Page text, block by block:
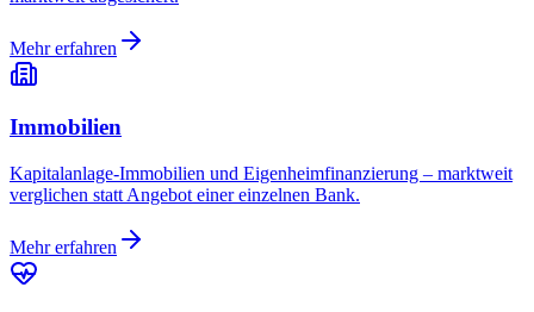
Mehr erfahren
Immobilien
Kapitalanlage-Immobilien und Eigenheimfinanzierung – marktweit
verglichen statt Angebot einer einzelnen Bank.
Mehr erfahren